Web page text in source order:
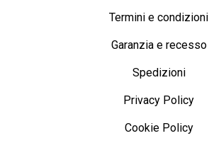
Termini e condizioni
Garanzia e recesso
Spedizioni
Privacy Policy
Cookie Policy